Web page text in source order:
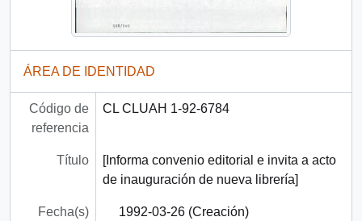
ÁREA DE IDENTIDAD
Código de
referencia
CL CLUAH 1-92-6784
Título
[Informa convenio editorial e invita a acto
de inauguración de nueva librería]
Fecha(s) 1992-03-26 (Creación)